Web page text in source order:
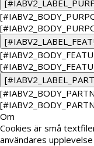
Om
Cookies är små
användares